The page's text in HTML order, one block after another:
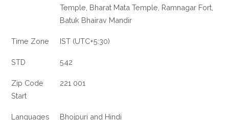
Temple, Bharat Mata Temple, Ramnagar Fort,
Batuk Bhairav Mandir
Time Zone IST (UTC+5:30)
STD 542
Zip Code
Start
221 001
Languages Bhojpuri and Hindi